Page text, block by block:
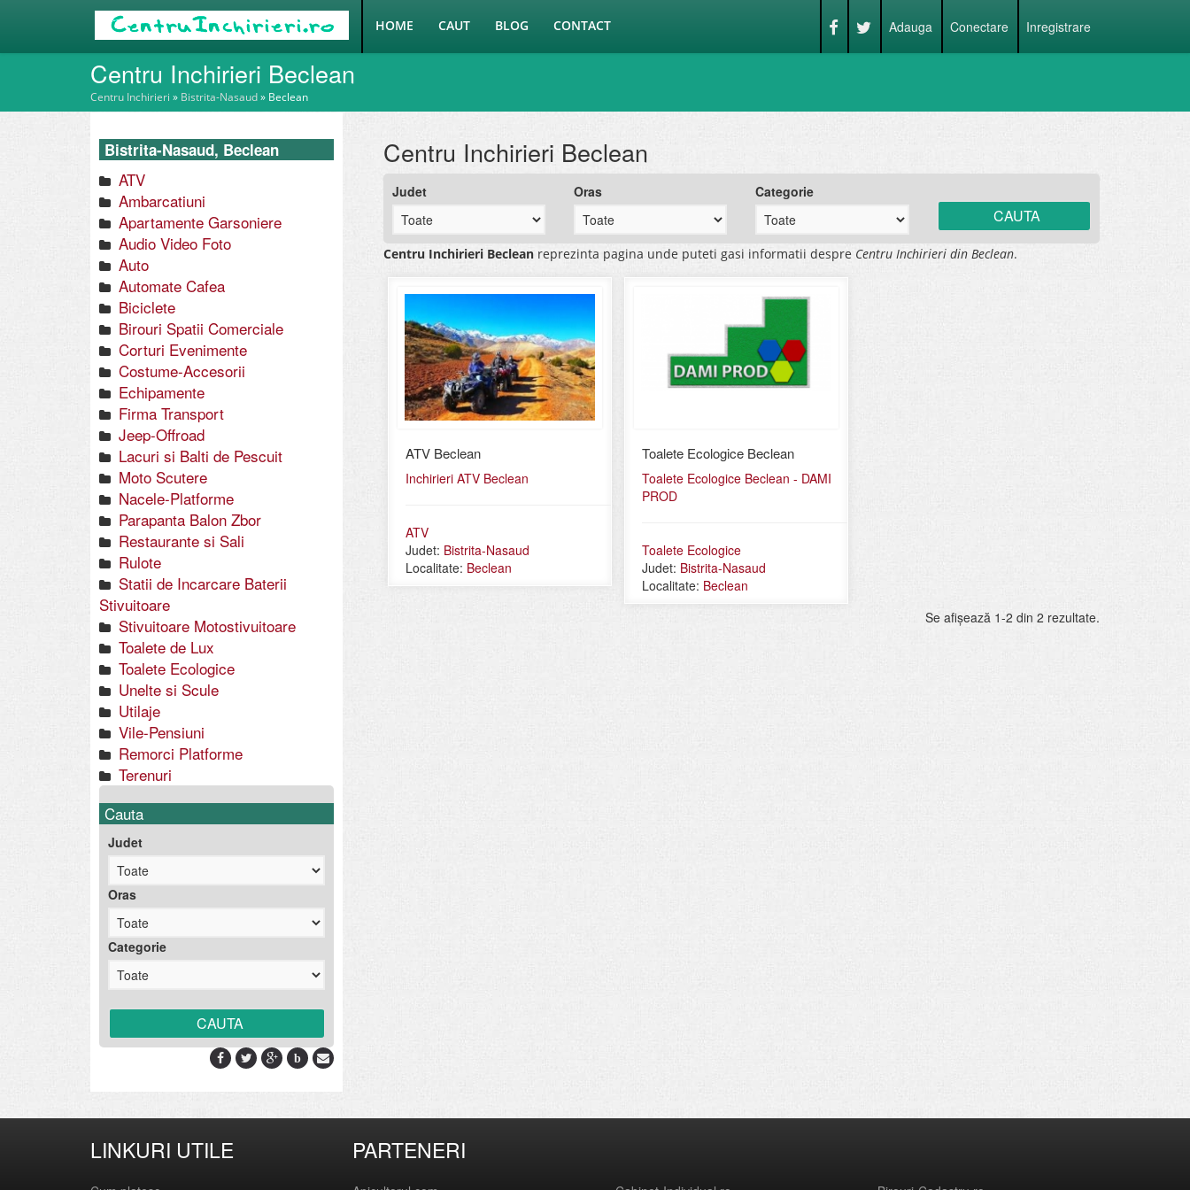
Adauga Conectare Inregistrare
HOME CAUT BLOG CONTACT
Centru Inchirieri Beclean
Centru Inchirieri » Bistrita-Nasaud» Beclean
Bistrita-Nasaud, Beclean
ATV
Ambarcatiuni
Apartamente Garsoniere
Audio Video Foto
Auto
Automate Cafea
Biciclete
Birouri Spatii Comerciale
Corturi Evenimente
Costume-Accesorii
Echipamente
Firma Transport
Jeep-Offroad
Lacuri si Balti de Pescuit
Moto Scutere
Nacele-Platforme
Parapanta Balon Zbor
Restaurante si Sali
Rulote
Statii de Incarcare Baterii
Stivuitoare
Stivuitoare Motostivuitoare
Toalete de Lux
Toalete Ecologice
Unelte si Scule
Utilaje
Vile-Pensiuni
Remorci Platforme
Terenuri
Cauta
Judet
Oras
Categorie
b
Centru Inchirieri Beclean
Judet Oras Categorie
Centru Inchirieri Becleanreprezinta pagina unde puteti gasi informatii despre Centru Inchirieri din Beclean.
ATV Beclean
Inchirieri ATV Beclean
ATV
Judet: Bistrita-Nasaud
Localitate: Beclean
Toalete Ecologice Beclean
Toalete Ecologice Beclean - DAMI
PROD
Toalete Ecologice
Judet: Bistrita-Nasaud
Localitate: Beclean
Se afişează 1-2 din 2 rezultate.
LINKURI UTILE PARTENERI